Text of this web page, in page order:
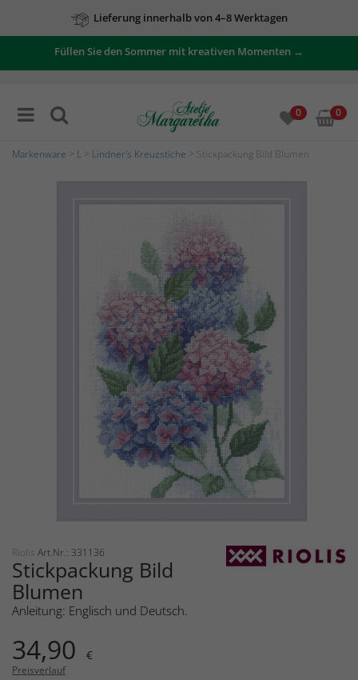
Lieferung innerhalb von 4–8 Werktagen
Füllen Sie den Sommer mit kreativen Momenten →
0 0
Markenware L Lindner's Kreuzstiche > Stickpackung Bild Blumen
Riolis Art.Nr.: 331136
Stickpackung Bild
Blumen
Anleitung: Englisch und Deutsch.
34,90 €
Preisverlauf